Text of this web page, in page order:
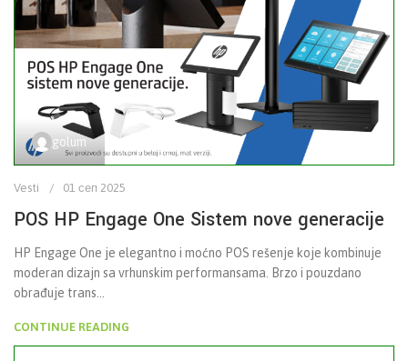
golum
Vesti 01 сеп 2025
POS HP Engage One Sistem nove generacije
HP Engage One je elegantno i moćno POS rešenje koje kombinuje
moderan dizajn sa vrhunskim performansama. Brzo i pouzdano
obrađuje trans...
CONTINUE READING